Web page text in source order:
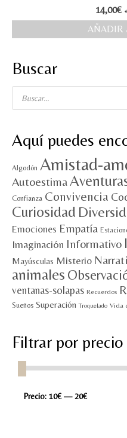
MI CUENTA
14,00€
AÑADIR
Buscar
Búsqueda
productos
Aquí puedes
Algodón Amistad-
Autoestima
Confianza Convivencia
Curiosidad
Emociones Empatía
Imaginación Informativo
Mayúsculas Misterio
animales
ventanas-solapas Recuerdos
Sueños Superación Troquelado Vida
Filtrar por precio
Precio
Precio
Precio: 10€ — 20€